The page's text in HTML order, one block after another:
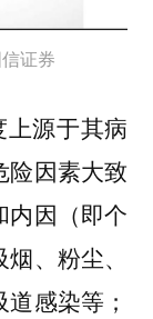
证券
上源于其病
险因素大致
内因（即个
、粉尘、
感染等；